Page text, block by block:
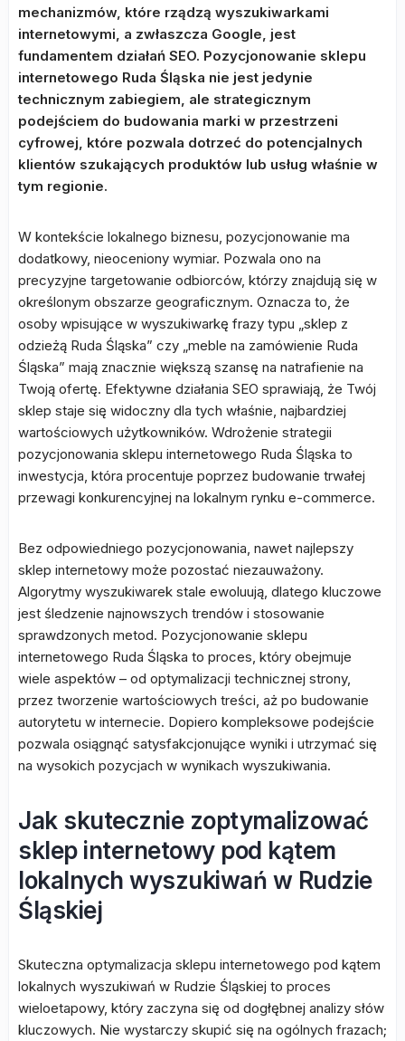
mechanizmów, które rządzą wyszukiwarkami
internetowymi, a zwłaszcza Google, jest
fundamentem działań SEO. Pozycjonowanie sklepu
internetowego Ruda Śląska nie jest jedynie
technicznym zabiegiem, ale strategicznym
podejściem do budowania marki w przestrzeni
cyfrowej, które pozwala dotrzeć do potencjalnych
klientów szukających produktów lub usług właśnie w
tym regionie.
W kontekście lokalnego biznesu, pozycjonowanie ma
dodatkowy, nieoceniony wymiar. Pozwala ono na
precyzyjne targetowanie odbiorców, którzy znajdują się w
określonym obszarze geograficznym. Oznacza to, że
osoby wpisujące w wyszukiwarkę frazy typu „sklep z
odzieżą Ruda Śląska” czy „meble na zamówienie Ruda
Śląska” mają znacznie większą szansę na natrafienie na
Twoją ofertę. Efektywne działania SEO sprawiają, że Twój
sklep staje się widoczny dla tych właśnie, najbardziej
wartościowych użytkowników. Wdrożenie strategii
pozycjonowania sklepu internetowego Ruda Śląska to
inwestycja, która procentuje poprzez budowanie trwałej
przewagi konkurencyjnej na lokalnym rynku e-commerce.
Bez odpowiedniego pozycjonowania, nawet najlepszy
sklep internetowy może pozostać niezauważony.
Algorytmy wyszukiwarek stale ewoluują, dlatego kluczowe
jest śledzenie najnowszych trendów i stosowanie
sprawdzonych metod. Pozycjonowanie sklepu
internetowego Ruda Śląska to proces, który obejmuje
wiele aspektów – od optymalizacji technicznej strony,
przez tworzenie wartościowych treści, aż po budowanie
autorytetu w internecie. Dopiero kompleksowe podejście
pozwala osiągnąć satysfakcjonujące wyniki i utrzymać się
na wysokich pozycjach w wynikach wyszukiwania.
Jak skutecznie zoptymalizować
sklep internetowy pod kątem
lokalnych wyszukiwań w Rudzie
Śląskiej
Skuteczna optymalizacja sklepu internetowego pod kątem
lokalnych wyszukiwań w Rudzie Śląskiej to proces
wieloetapowy, który zaczyna się od dogłębnej analizy słów
kluczowych. Nie wystarczy skupić się na ogólnych frazach;